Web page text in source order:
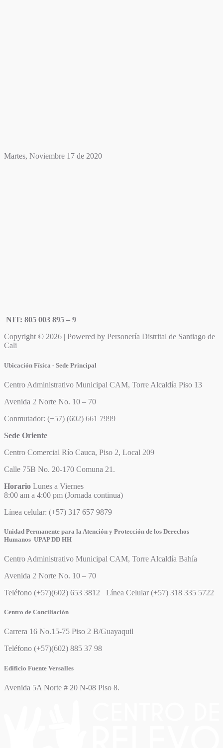
Martes, Noviembre 17 de 2020
NIT: 805 003 895 – 9
Copyright © 2026 | Powered by Personería Distrital de Santiago de
Cali
Ubicación Física - Sede Principal
Centro Administrativo Municipal CAM, Torre Alcaldía Piso 13
Avenida 2 Norte No. 10 – 70
Conmutador: (+57) (602) 661 7999
Sede Oriente
Centro Comercial Río Cauca, Piso 2, Local 209
Calle 75B No. 20-170 Comuna 21.
Horario Lunes a Viernes
8:00 am a 4:00 pm (Jornada continua)
Línea celular: (+57) 317 657 9879
Unidad Permanente para la Atención y Protección de los Derechos
Humanos UPAP DD HH
Centro Administrativo Municipal CAM, Torre Alcaldía Bahía
Avenida 2 Norte No. 10 – 70
Teléfono (+57)(602) 653 3812 Línea Celular (+57) 318 335 5722
Centro de Conciliación
Carrera 16 No.15-75 Piso 2 B/Guayaquil
Teléfono (+57)(602) 885 37 98
Edificio Fuente Versalles
Avenida 5A Norte # 20 N-08 Piso 8.